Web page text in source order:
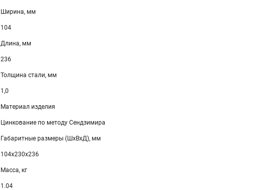
Ширина, мм
104
Длина, мм
236
Толщина стали, мм
1,0
Материал изделия
Цинкование по методу Сендзимира
Габаритные размеры (ШхВхД), мм
104х230х236
Масса, кг
1.04